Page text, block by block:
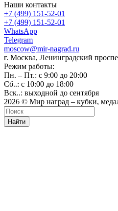
Наши контакты
+7 (499) 151-52-01
+7 (499) 151-52-01
WhatsApp
Telegram
moscow@mir-nagrad.ru
г. Москва, Ленинградский
Режим работы:
Пн. – Пт.: с 9:00 до 20:00
Сб..: с 10:00 до 18:00
Вск..: выходной до сентября
2026 © Мир наград – кубки,
Найти